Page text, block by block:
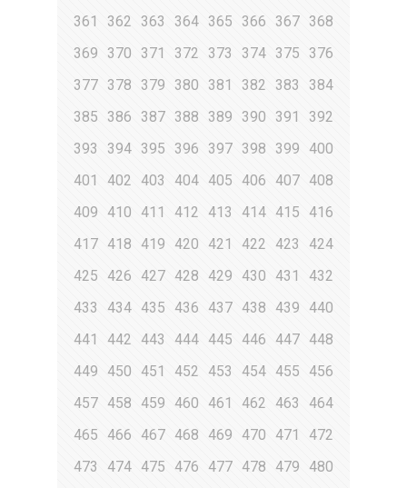
361
362 363 364 365 366 367 368
369
370 371 372 373 374 375 376
377 378 379 380 381 382 383
384
385
386 387 388 389 390 391
392
393
394 395 396 397 398 399
400
401
402 403 404 405 406 407 408
409
410 411 412 413 414 415
416
417 418 419 420 421 422 423
424
425
426 427 428 429 430 431
432
433
434 435 436 437 438 439
440
441
442 443 444 445 446 447 448
449
450 451 452 453 454 455
456
457 458 459 460 461 462 463
464
465
466 467 468 469 470 471
472
473
474 475 476 477 478 479 480